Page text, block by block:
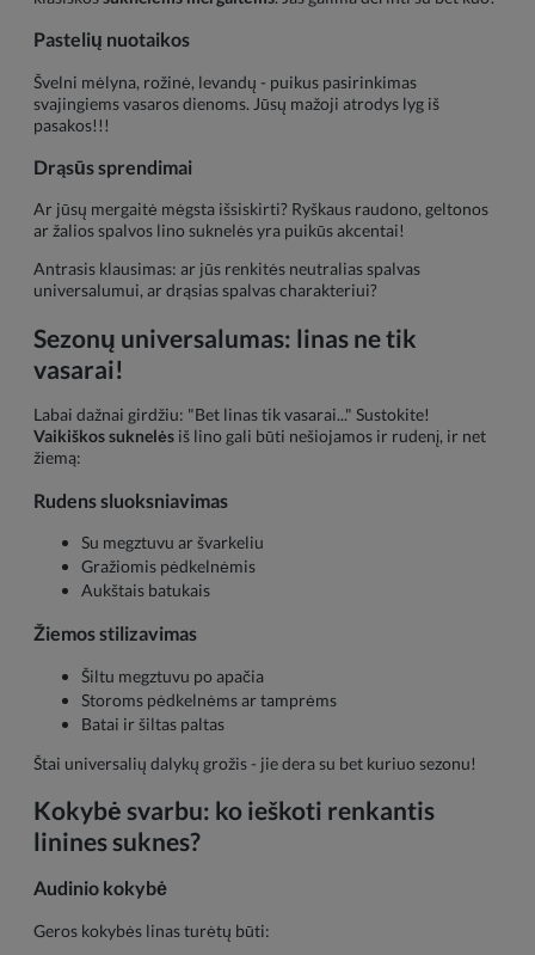
Pastelių nuotaikos
Švelni mėlyna, rožinė, levandų - puikus pasirinkimas
svajingiems vasaros dienoms. Jūsų mažoji atrodys lyg iš
pasakos!!!
Drąsūs sprendimai
Ar jūsų mergaitė mėgsta išsiskirti? Ryškaus raudono, geltonos
ar žalios spalvos lino suknelės yra puikūs akcentai!
Antrasis klausimas: ar jūs renkitės neutralias spalvas
universalumui, ar drąsias spalvas charakteriui?
Sezonų universalumas: linas ne tik
vasarai!
Labai dažnai girdžiu: "Bet linas tik vasarai..." Sustokite!
Vaikiškos suknelės iš lino gali būti nešiojamos ir rudenį, ir net
žiemą:
Rudens sluoksniavimas
Su megztuvu ar švarkeliu
Gražiomis pėdkelnėmis
Aukštais batukais
Žiemos stilizavimas
Šiltu megztuvu po apačia
Storoms pėdkelnėms ar tamprėms
Batai ir šiltas paltas
Štai universalių dalykų grožis - jie dera su bet kuriuo sezonu!
Kokybė svarbu: ko ieškoti renkantis
linines suknes?
Audinio kokybė
Geros kokybės linas turėtų būti: